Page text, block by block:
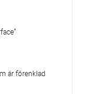
är förenklad